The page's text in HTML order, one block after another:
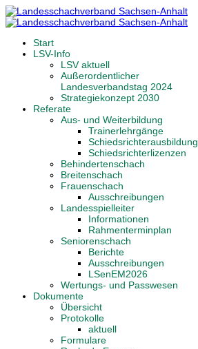
Start
LSV-Info
LSV aktuell
Außerordentlicher
Landesverbandstag 2024
Strategiekonzept 2030
Referate
Aus- und Weiterbildung
Trainerlehrgänge
Schiedsrichterausbildung
Schiedsrichterlizenzen
Behindertenschach
Breitenschach
Frauenschach
Ausschreibungen
Landesspielleiter
Informationen
Rahmenterminplan
Seniorenschach
Berichte
Ausschreibungen
LSenEM2026
Wertungs- und Passwesen
Dokumente
Übersicht
Protokolle
aktuell
Formulare